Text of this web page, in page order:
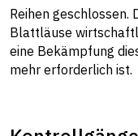
Reihen geschlossen.
Blattläuse
eine Bekämpfung
mehr erforderlich ist.